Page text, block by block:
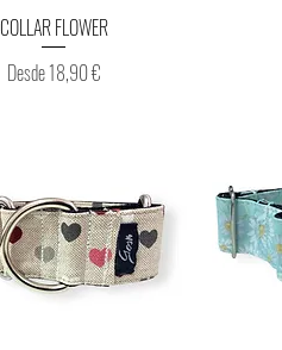
Vista rápida
COLLAR FLOWER
Desde18,90 €
Precio de oferta